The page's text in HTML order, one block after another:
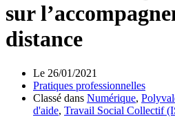
sur
distance
Le 26/01/2021
Pratiques professionnelles
Classé dans Numérique,
d'aide, Travail Social Collectif